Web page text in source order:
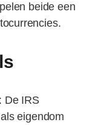
beide een
: De IRS
eigendom